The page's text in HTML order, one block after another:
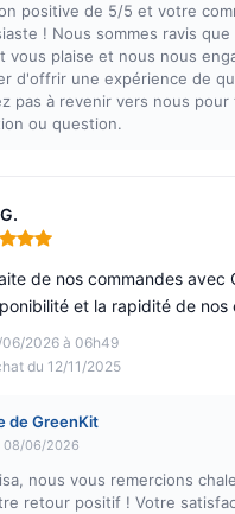
positive de 5/5 et votre
! Nous sommes ravis
vous plaise et nous nous
d'offrir une expérience de
pas à revenir vers nous pour
ou question.
: 5 sur 5
2026 à 06h49
du 12/11/2025
de nos commandes avec
et la rapidité de nos
de GreenKit
08/06/2026
nous vous remercions
retour positif ! Votre